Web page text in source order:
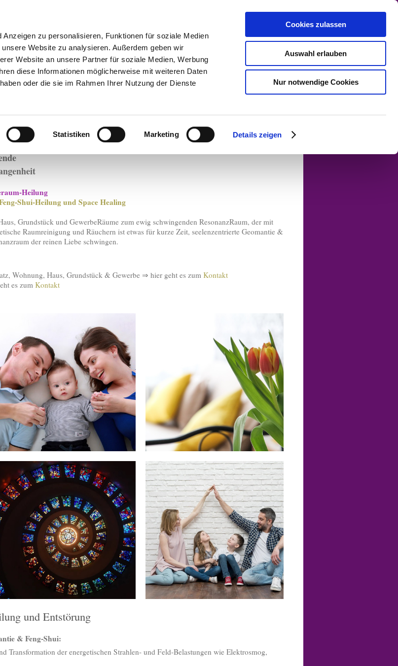
zu personalisieren, Funktionen für soziale Medien
Website zu analysieren. Außerdem geben wir
Website an unsere Partner für soziale Medien, Werbung
diese Informationen möglicherweise mit weiteren Daten
oder die sie im Rahmen Ihrer Nutzung der Dienste
Statistiken Marketing Details zeigen
Cookies zulassen
Auswahl erlauben
Nur notwendige Cookies
Termine Coaching Aufstellung Seelenzentrierung
Preisliste
Raumheilung Über uns Kontakt Infos AGB
und Feng-Shui Heilung
Heilung
Shui-Heilung und Space Healing
Grundstück und GewerbeRäume zum ewig schwingenden ResonanzRaum, der mit
Raumreinigung und Räuchern ist etwas für kurze Zeit, seelenzentrierte Geomantie &
der reinen Liebe schwingen.
Wohnung, Haus, Grundstück & Gewerbe ⇒ hier geht es zum Kontakt
es zum Kontakt
und Entstörung
& Feng-Shui:
Transformation der energetischen Strahlen- und Feld-Belastungen wie Elektrosmog,